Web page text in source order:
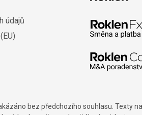
údajů
bez předchozího souhlasu. Texty